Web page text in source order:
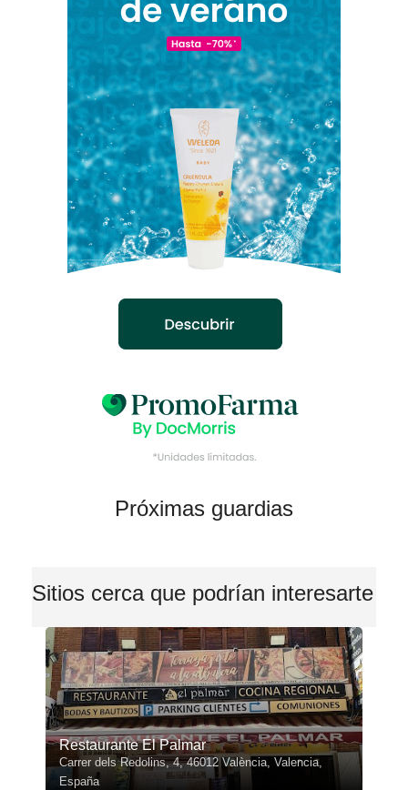
Próximas guardias
Sitios cerca que podrían interesarte
Restaurante El Palmar
Carrer dels Redolins, 4, 46012 València, Valencia,
España